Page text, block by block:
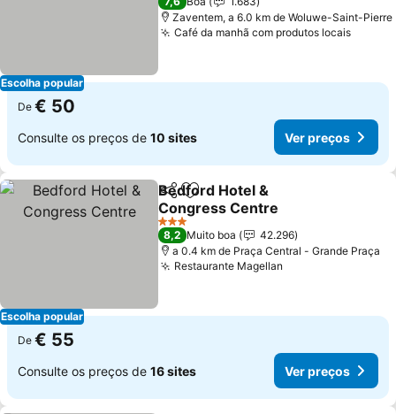
Escolha popular
Zaventem, a 6.0 km de Woluwe-Saint-Pierre
Café da manhã com produtos locais
De € 50
Consulte os preços de 10 sites Ver preços
Escolha popular
PartilharAdicionar aos favoritos
Bedford Hotel &
Congress Centre
3 Estrelas
8,2 Muito boa
42.296
a 0.4 km de Praça Central - Grande Praça
Restaurante Magellan
De € 55
Consulte os preços de 16 sites Ver preços